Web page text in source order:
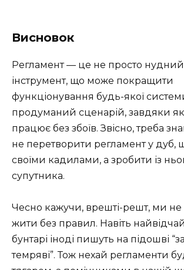
Висновок
Регламент — це не просто
інструмент, що може покращити
функціонування будь-якої
продуманий сценарій, завдяки
працює без збоїв. Звісно, треба
не перетворити регламент у дуб,
своїми кадилами, а зробити із
супутника.
Чесно кажучи, врешті-решт, ми
жити без правил. Навіть
бунтарі іноді пишуть на підошві
темряві”. Тож нехай регламенти